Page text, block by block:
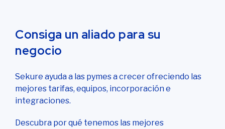
Consiga un aliado para su
negocio
Sekure ayuda a las pymes a crecer ofreciendo las
mejores tarifas, equipos, incorporación e
integraciones.
Descubra por qué tenemos las mejores